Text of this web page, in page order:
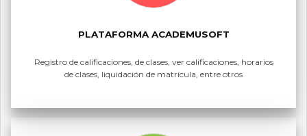
PLATAFORMA ACADEMUSOFT
Registro de calificaciones, de clases, ver calificaciones, horarios
de clases, liquidación de matrícula, entre otros